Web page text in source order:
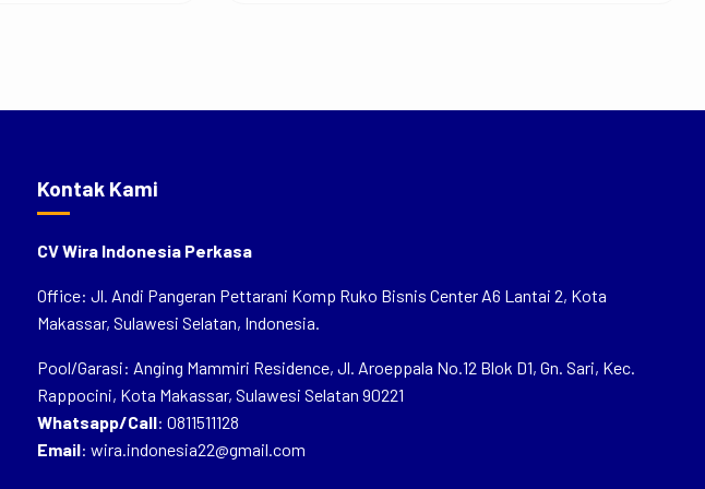
Kontak Kami
CV Wira Indonesia Perkasa
Office: Jl. Andi Pangeran Pettarani Komp Ruko Bisnis Center A6 Lantai 2, Kota
Makassar, Sulawesi Selatan, Indonesia.
Pool/Garasi: Anging Mammiri Residence, Jl. Aroeppala No.12 Blok D1, Gn. Sari, Kec.
Rappocini, Kota Makassar, Sulawesi Selatan 90221
Whatsapp/Call: 0811511128
Email: wira.indonesia22@gmail.com